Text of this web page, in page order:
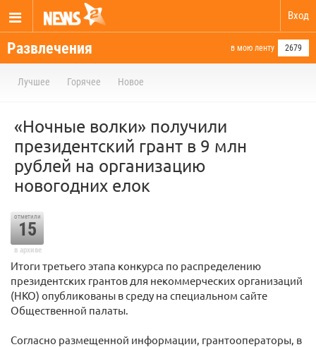
Вход
Развлечения в мою ленту 2679
Лучшее Горячее Новое
«Ночные волки» получили
президентский грант в 9 млн
рублей на организацию
новогодних елок
отметили
15
в архиве
Итоги третьего этапа конкурса по распределению
президентских грантов для некоммерческих организаций
(НКО) опубликованы в среду на специальном сайте
Общественной палаты.
Согласно размещенной информации, грантооператоры, в